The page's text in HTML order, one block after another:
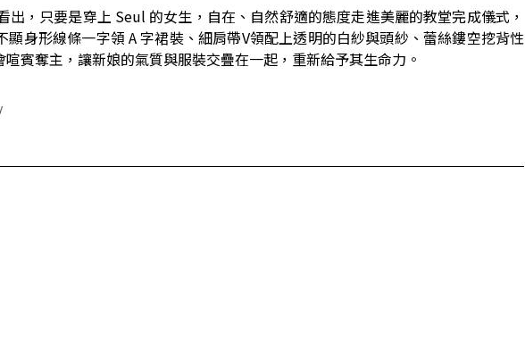
出，只要是穿上 Seul 的女生，自在、自然舒適的態度走進美麗的教堂完成儀式，
身形線條一字領 A 字裙裝、細肩帶V領配上透明的白紗與頭紗、蕾絲鏤空挖背性
賓奪主，讓新娘的氣質與服裝交疊在一起，重新給予其生命力。